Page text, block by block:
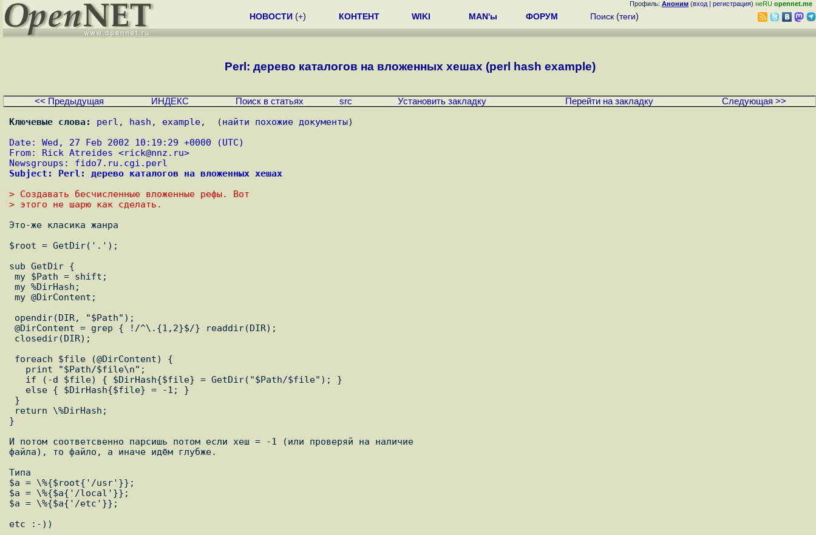
Профиль: Аноним (вход | регистрация) неRU opennet.me
НОВОСТИ (+) КОНТЕНТ WIKI MAN'ы ФОРУМ Поиск (теги)
Perl: дерево каталогов на вложенных хешах (perl hash example)
<< Предыдущая ИНДЕКС Поиск в статьях src Установить закладку Перейти на закладку Следующая >>
Ключевые слова: perl , hash , example,  (найти похожие документы)
Date: Wed, 27 Feb 2002 10:19:29 +0000 (UTC)
From: Rick Atreides <rick@nnz.ru>
Newsgroups: fido7.ru.cgi.perl
Subject: Perl: дерево каталогов на вложенных хешах
> Создавать бесчисленные вложенные рефы. Вот
> этого не шарю как сделать.
Это-же класика жанра
$root = GetDir('.');
sub GetDir {
}
И потом соответсвенно парсишь потом если хеш = -1 (или проверяй на наличие
файла), то файло, а иначе идём глубже.
Типа
$a = \%{$root{'/usr'}};
$a = \%{$a{'/local'}};
$a = \%{$a{'/etc'}};
etc :-))